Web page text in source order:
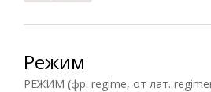
Режим
РЕЖИМ (фр. regime, от лат.